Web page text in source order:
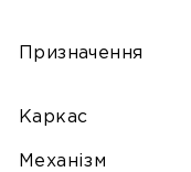
Призначення
Каркас
Механізм